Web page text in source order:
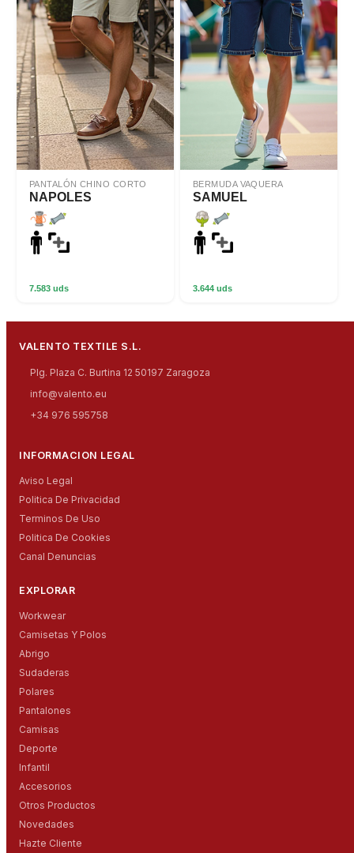
PANTALÓN CHINO CORTO
NAPOLES
7.583 uds
BERMUDA VAQUERA
SAMUEL
3.644 uds
VALENTO TEXTILE S.L.
Plg. Plaza C. Burtina 12 50197 Zaragoza
info@valento.eu
+34 976 595758
INFORMACION LEGAL
Aviso Legal
Politica De Privacidad
Terminos De Uso
Politica De Cookies
Canal Denuncias
EXPLORAR
Workwear
Camisetas Y Polos
Abrigo
Sudaderas
Polares
Pantalones
Camisas
Deporte
Infantil
Accesorios
Otros Productos
Novedades
Hazte Cliente